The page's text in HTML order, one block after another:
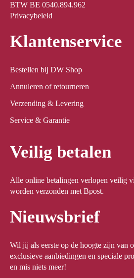
BTW BE 0540.894.962
Privacybeleid
Klantenservice
Bestellen bij DW Shop
Annuleren of retourneren
Verzending & Levering
Service & Garantie
Veilig betalen
Alle online betalingen verlopen veilig
worden verzonden met Bpost.
Nieuwsbrief
Wil jij als eerste op de hoogte zijn van
exclusieve aanbiedingen en speciale
en mis niets meer!